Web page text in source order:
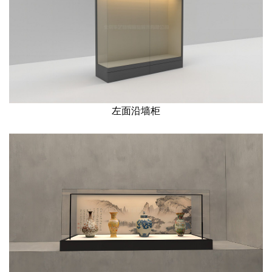
左面沿墙柜